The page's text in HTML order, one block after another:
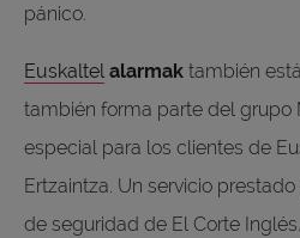
pánico.
Euskaltelalarmak también
también forma parte del grupo
especial para los clientes de
Ertzaintza. Un servicio
de seguridad de El Corte Inglés.